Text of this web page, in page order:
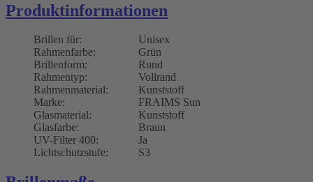
Produktinformationen
Brillen für:
Unisex
Rahmenfarbe:
Grün
Brillenform:
Rund
Rahmentyp:
Vollrand
Rahmenmaterial:
Kunststoff
Marke:
FRAIMS Sun
Glasmaterial:
Kunststoff
Glasfarbe:
Braun
UV-Filter 400:
Ja
Lichtschutzstufe:
S3